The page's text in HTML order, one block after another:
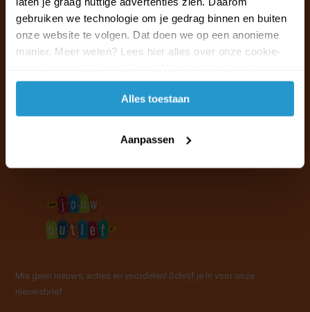
gebruiken we technologie om je gedrag binnen en buiten
onze website te volgen. Dat doen we op een anonieme
manier. Meer weten? Lees hier alles over onze cookie-
accepteren.
Alles toestaan
Aanpassen
Ma t/m vr van 09:30 - 16:00 telefonisch
+31 (0)13 785 62 41
Naar de klantenservice & FAQ
Mis geen nieuws, acties en voordelen! Schrijf je in voor onze
nieuwsbrief